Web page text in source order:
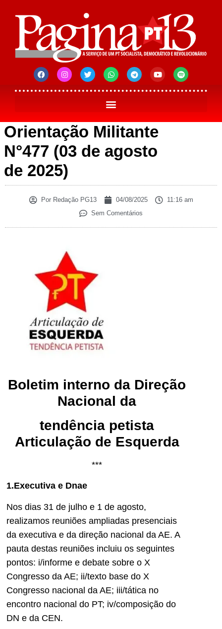
Orientação Militante
N°477 (03 de agosto
de 2025)
PorRedação PG13 04/08/2025
11:16 am
Sem Comentários
Boletim interno da Direção
Nacional da
tendência petista
Articulação de Esquerda
***
1.Executiva e Dnae
Nos dias 31 de julho e 1 de agosto,
realizamos reuniões ampliadas presenciais
da executiva e da direção nacional da AE. A
pauta destas reuniões incluiu os seguintes
pontos: i/informe e debate sobre o X
Congresso da AE; ii/texto base do X
Congresso nacional da AE; iii/tática no
encontro nacional do PT; iv/composição do
DN e da CEN.